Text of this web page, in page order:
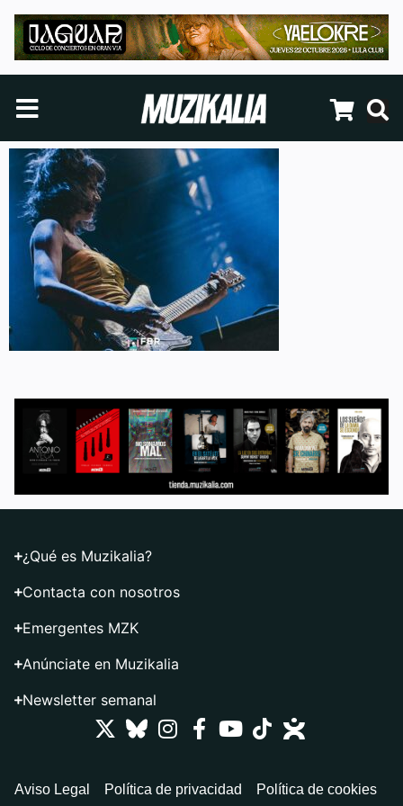
¿Qué es Muzikalia?
Contacta con nosotros
Emergentes MZK
Anúnciate en Muzikalia
Newsletter semanal
Aviso Legal Política de privacidad Política de cookies